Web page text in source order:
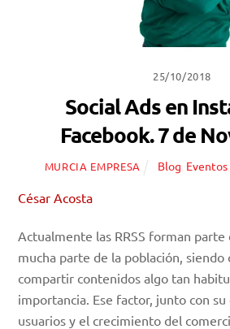
25/10/2018
Social Ads en
Facebook. 7 de
MURCIA EMPRESA Blog Eventos
César Acosta
Actualmente las RRSS forman parte
mucha parte de la población, siendo
compartir contenidos algo tan
importancia. Ese factor, junto con
usuarios y el crecimiento del